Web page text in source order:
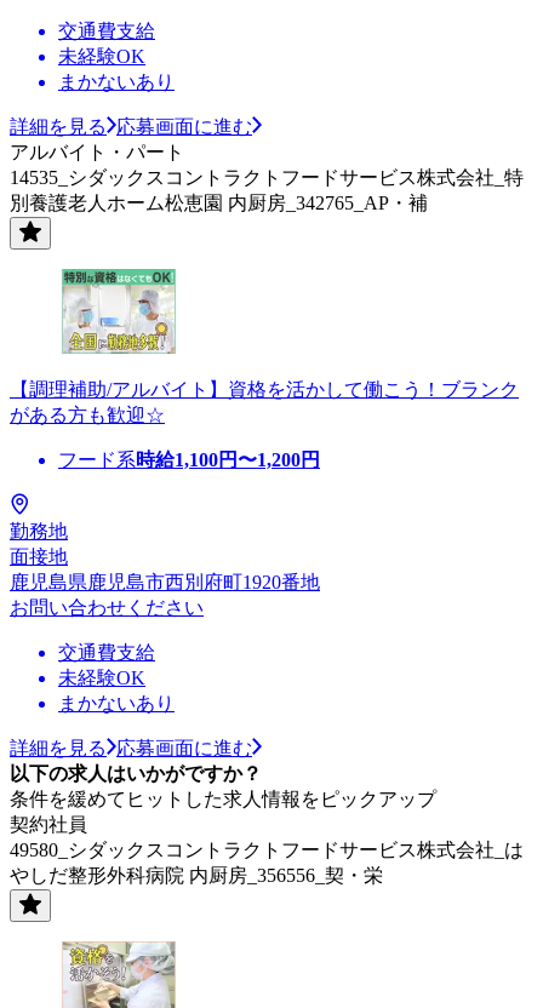
交通費支給
未経験OK
まかないあり
詳細を見る
応募画面に進む
アルバイト・パート
14535_シダックスコントラクトフードサービス株式会社_特
別養護老人ホーム松恵園 内厨房_342765_AP・補
【調理補助/アルバイト】資格を活かして働こう！ブランク
がある方も歓迎☆
フード系時給1,100円〜1,200円
勤務地
面接地
鹿児島県鹿児島市西別府町1920番地
お問い合わせください
交通費支給
未経験OK
まかないあり
詳細を見る
応募画面に進む
以下の求人はいかがですか？
条件を緩めてヒットした求人情報をピックアップ
契約社員
49580_シダックスコントラクトフードサービス株式会社_は
やしだ整形外科病院 内厨房_356556_契・栄